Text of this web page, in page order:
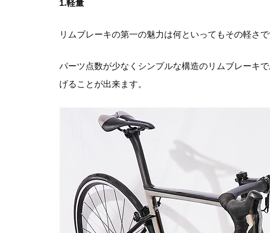
1.軽量
リムブレーキの第一の魅力は何といってもその軽さで
パーツ点数が少なくシンプルな構造のリムブレーキ
げることが出来ます。